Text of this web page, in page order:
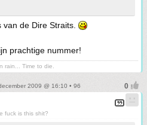
de Dire Straits.
prachtige nummer!
rain... Time to die.
2009 @ 16:10 • 96
fuck is this shit?